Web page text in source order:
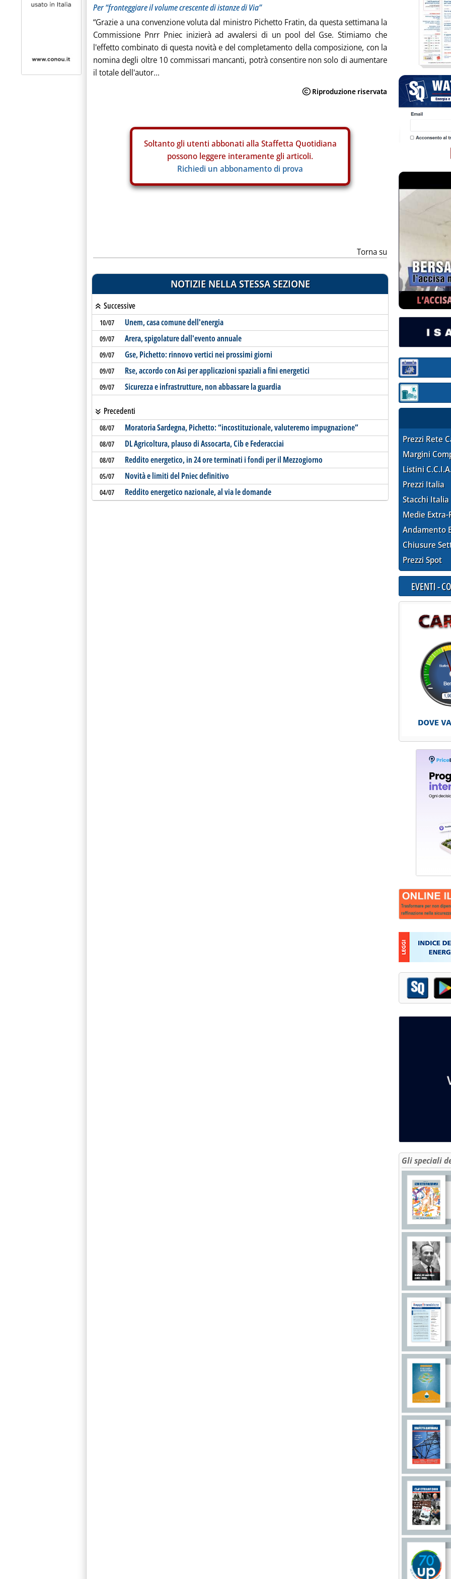
Per “fronteggiare il volume crescente di istanze di Via”
“Grazie a una convenzione voluta dal ministro Pichetto Fratin, da questa settimana la
Commissione Pnrr Pniec inizierà ad avvalersi di un pool del Gse. Stimiamo che
l'effetto combinato di questa novità e del completamento della composizione, con la
nomina degli oltre 10 commissari mancanti, potrà consentire non solo di aumentare
il totale dell'autor...
Soltanto gli utenti abbonati alla Staffetta Quotidiana
possono leggere interamente gli articoli.
Richiedi un abbonamento di prova
Torna su
NOTIZIE NELLA STESSA SEZIONE
Successive
10/07 Unem, casa comune dell'energia
09/07 Arera, spigolature dall'evento annuale
09/07 Gse, Pichetto: rinnovo vertici nei prossimi giorni
09/07 Rse, accordo con Asi per applicazioni spaziali a fini energetici
09/07 Sicurezza e infrastrutture, non abbassare la guardia
Precedenti
08/07 Moratoria Sardegna, Pichetto: “incostituzionale, valuteremo impugnazione”
08/07 DL Agricoltura, plauso di Assocarta, Cib e Federacciai
08/07 Reddito energetico, in 24 ore terminati i fondi per il Mezzogiorno
05/07 Novità e limiti del Pniec definitivo
04/07 Reddito energetico nazionale, al via le domande
Sezione:
Sezione:
Prezzi Rete
Margini
Listini
Prezzi Italia
Stacchi Italia
Medie Extra-
Andamento
Chiusure
Prezzi Spot
EVENTI -
Gli speciali